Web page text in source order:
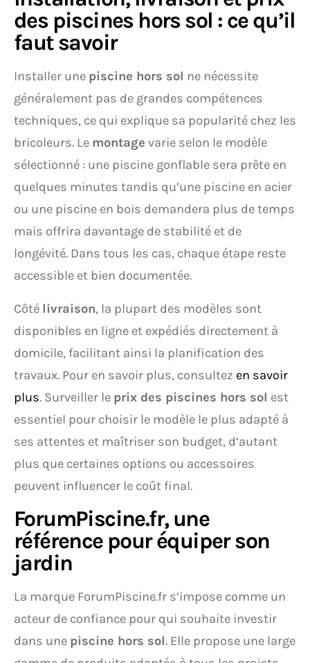
des piscines hors sol : ce qu’il
faut savoir
Installer une piscine hors sol ne nécessite
généralement pas de grandes compétences
techniques, ce qui explique sa popularité chez les
bricoleurs. Le montage varie selon le modèle
sélectionné : une piscine gonflable sera prête en
quelques minutes tandis qu’une piscine en acier
ou une piscine en bois demandera plus de temps
mais offrira davantage de stabilité et de
longévité. Dans tous les cas, chaque étape reste
accessible et bien documentée.
Côté livraison, la plupart des modèles sont
disponibles en ligne et expédiés directement à
domicile, facilitant ainsi la planification des
travaux. Pour en savoir plus, consultez en savoir
plus. Surveiller le prix des piscines hors sol est
essentiel pour choisir le modèle le plus adapté à
ses attentes et maîtriser son budget, d’autant
plus que certaines options ou accessoires
peuvent influencer le coût final.
ForumPiscine.fr, une
référence pour équiper son
jardin
La marque ForumPiscine.fr s’impose comme un
acteur de confiance pour qui souhaite investir
dans une piscine hors sol. Elle propose une large